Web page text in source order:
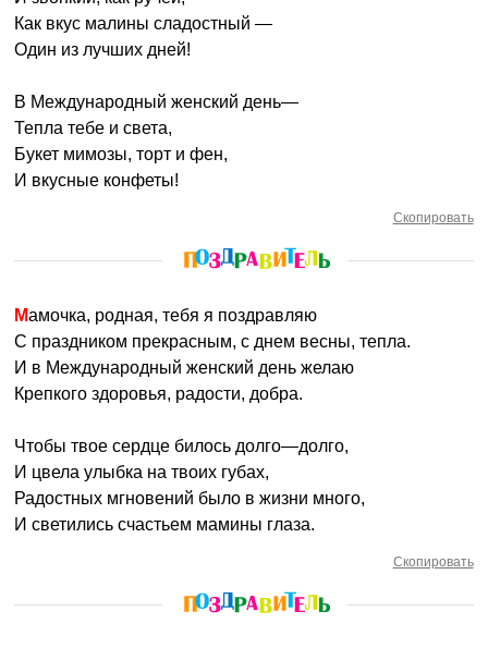
Как вкус малины сладостный —
Один из лучших дней!
В Международный женский день—
Тепла тебе и света,
Букет мимозы, торт и фен,
И вкусные конфеты!
Скопировать
Мамочка, родная, тебя я поздравляю
С праздником прекрасным, с днем весны, тепла.
И в Международный женский день желаю
Крепкого здоровья, радости, добра.
Чтобы твое сердце билось долго—долго,
И цвела улыбка на твоих губах,
Радостных мгновений было в жизни много,
И светились счастьем мамины глаза.
Скопировать